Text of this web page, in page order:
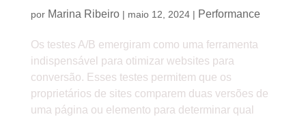
por Marina Ribeiro| maio 12, 2024| Performance
Os testes A/B emergiram como uma ferramenta
indispensável para otimizar websites para
conversão. Esses testes permitem que os
proprietários de sites comparem duas versões de
uma página ou elemento para determinar qual